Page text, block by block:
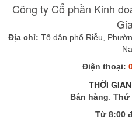
Công ty Cổ phần Kinh
Địa chỉ: Tổ dân phố Riễu,
Điện thoại:
THỜI
Bán hàng: Thứ
Từ 8:00